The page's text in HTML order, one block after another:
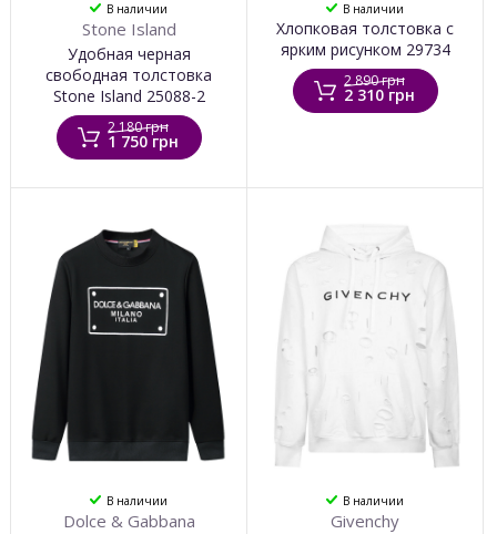
В наличии
Stone Island
Удобная черная
свободная толстовка
Stone Island 25088-2
2 180 грн
1 750 грн
В наличии
Хлопковая толстовка с
ярким рисунком 29734
2 890 грн
2 310 грн
В наличии
Dolce & Gabbana
В наличии
Givenchy